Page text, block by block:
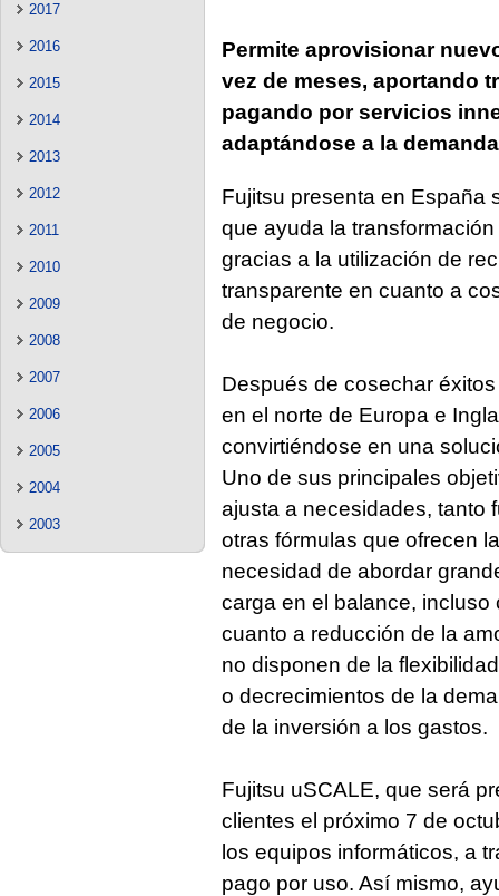
2017
2016
2015
2014
2013
2012
2011
2010
2009
2008
2007
2006
2005
2004
2003
Permite aprovisionar
vez de meses, aportando
pagando por servicios
adaptándose a la
Fujitsu presenta en España
que ayuda la
gracias a la utilización de
transparente en cuanto a
de negocio.
Después de cosechar
en el norte de Europa e
convirtiéndose en una
Uno de sus principales
ajusta a necesidades, tanto
otras fórmulas que ofrecen
necesidad de abordar
carga en el balance,
cuanto a reducción de la
no disponen de la
o decrecimientos de la
de la inversión a los gastos.
Fujitsu uSCALE, que será
clientes el próximo 7 de
los equipos informáticos, a
pago por uso. Así mismo,